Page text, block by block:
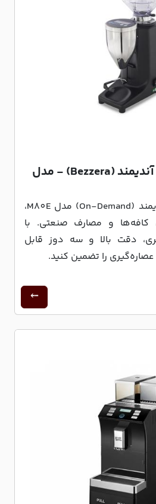
آسیاب قهوه بیزرا آندیمند (Bezzera) - مدل
آسیاب قهوه بیزرا آندیمند (On-Demand) مدل M80E،
کافه‌ها و مصارف صنعتی. با
میلی‌متری، دقت بالا و سه دوز قابل
را تضمین کنید.